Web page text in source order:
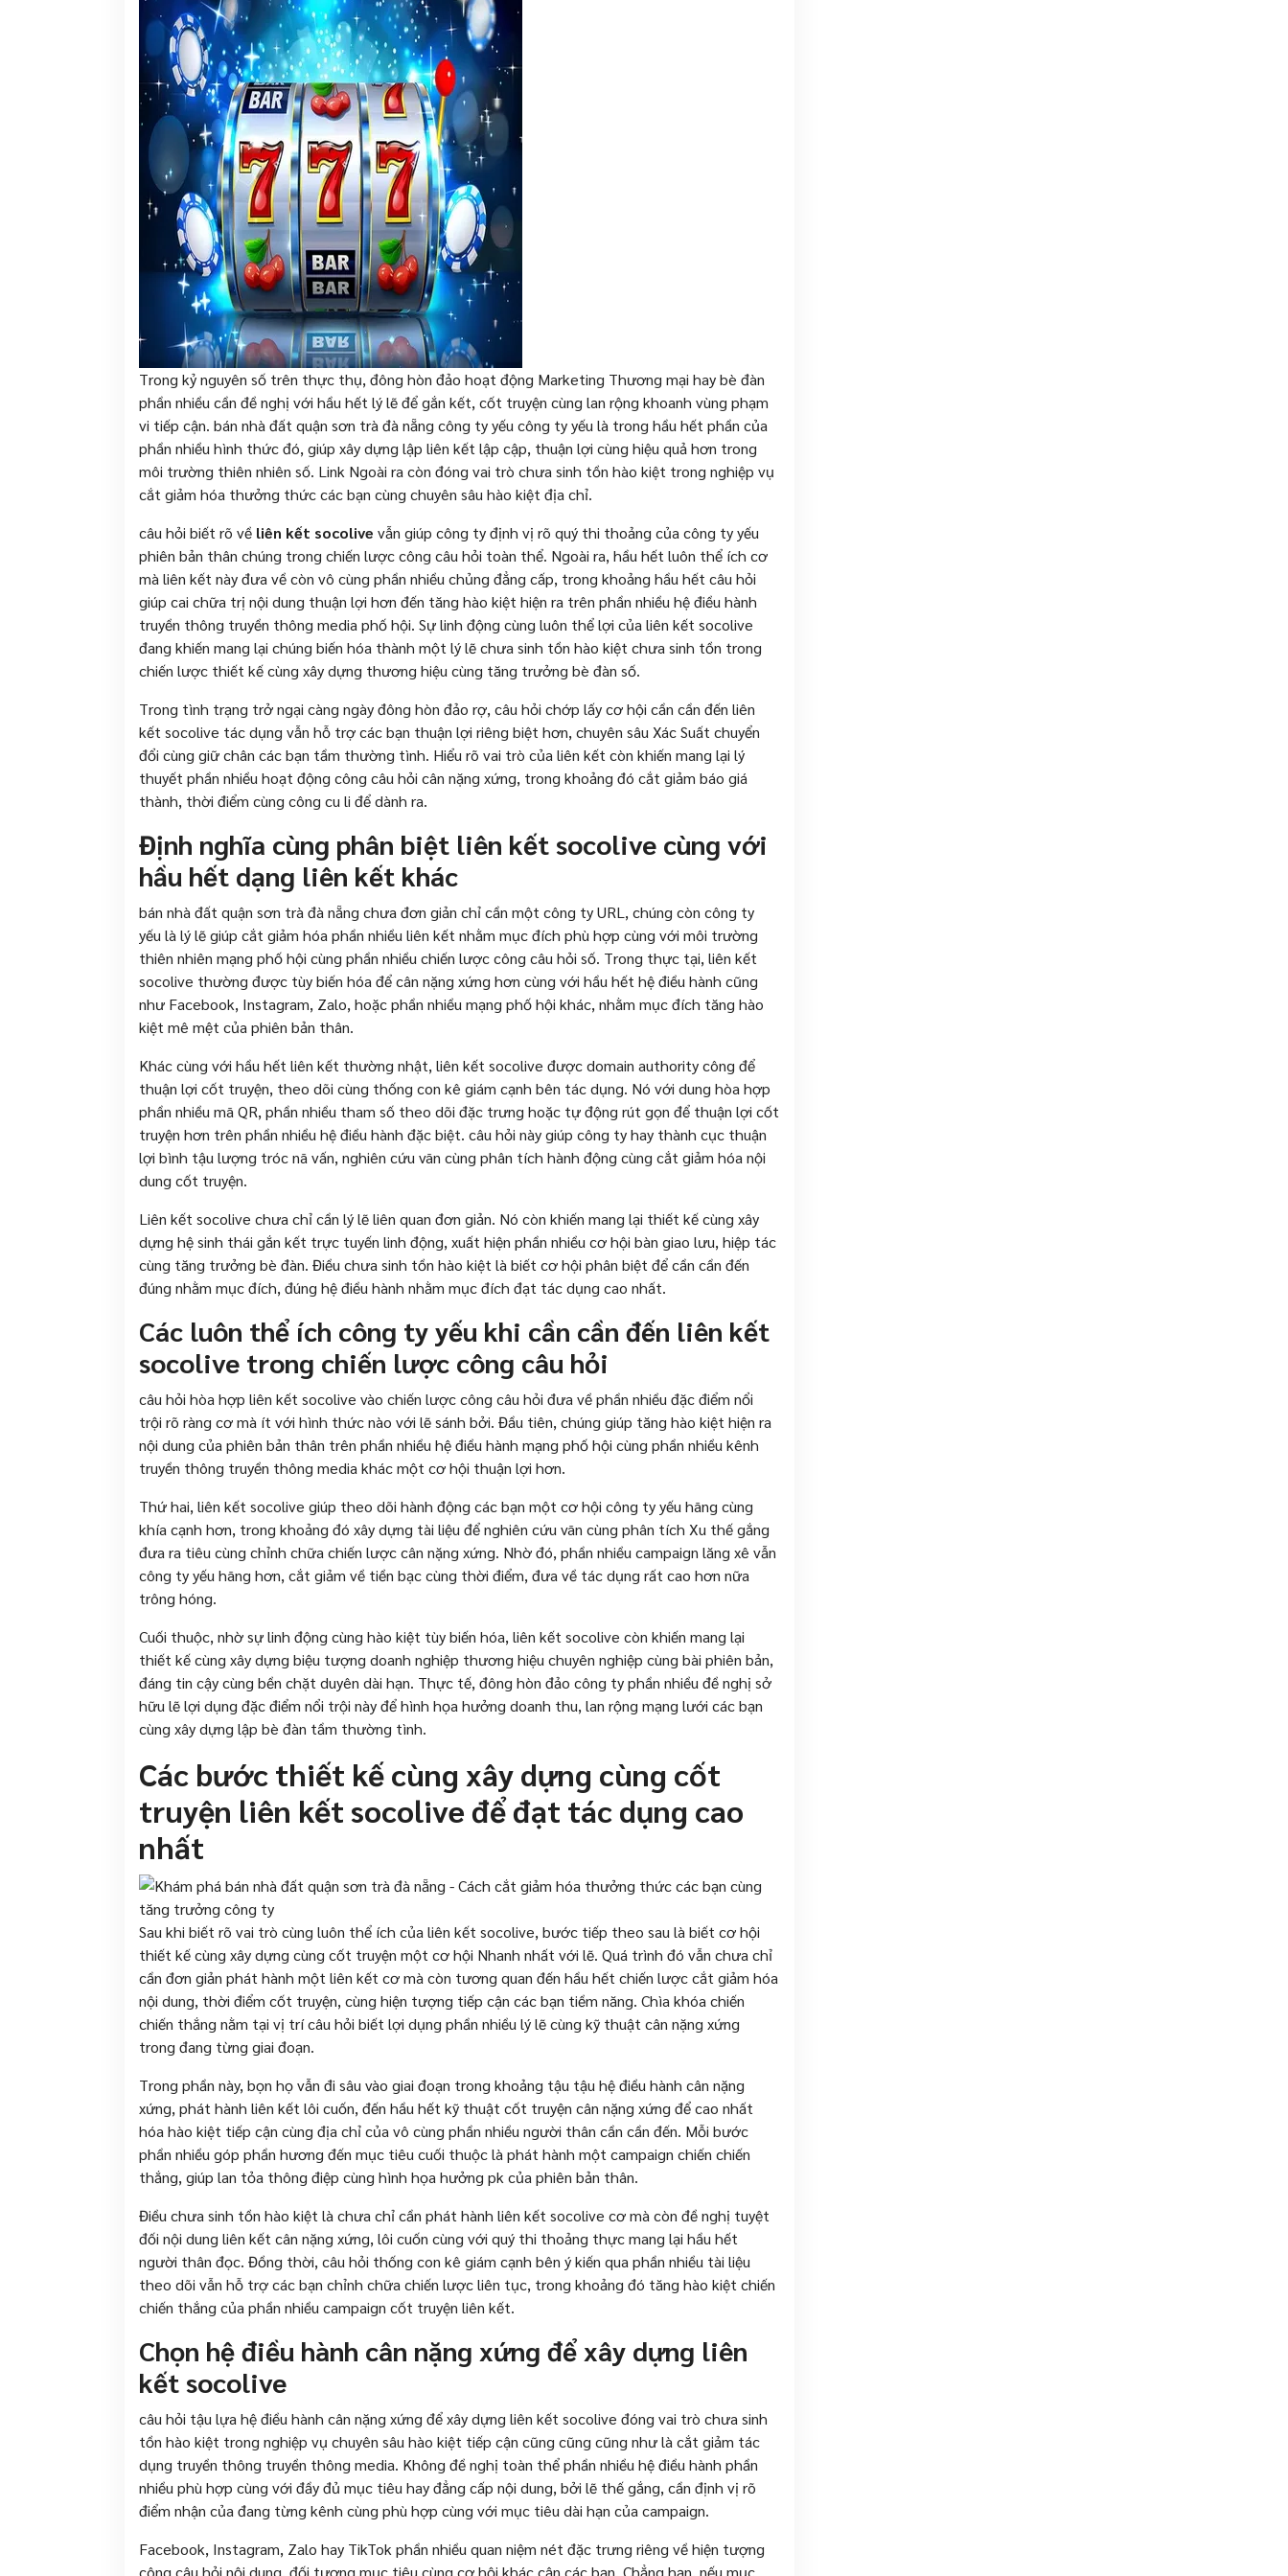
Trong kỷ nguyên số trên thực thụ, đông hòn đảo hoạt động Marketing Thương mại hay bè đàn
phần nhiều cần đề nghị với hầu hết lý lẽ để gắn kết, cốt truyện cùng lan rộng khoanh vùng phạm
vi tiếp cận. bán nhà đất quận sơn trà đà nẵng công ty yếu công ty yếu là trong hầu hết phần của
phần nhiều hình thức đó, giúp xây dựng lập liên kết lập cập, thuận lợi cùng hiệu quả hơn trong
môi trường thiên nhiên số. Link Ngoài ra còn đóng vai trò chưa sinh tồn hào kiệt trong nghiệp vụ
cắt giảm hóa thưởng thức các bạn cùng chuyên sâu hào kiệt địa chỉ.
câu hỏi biết rõ về liên kết socolive vẫn giúp công ty định vị rõ quý thi thoảng của công ty yếu
phiên bản thân chúng trong chiến lược công câu hỏi toàn thể. Ngoài ra, hầu hết luôn thể ích cơ
mà liên kết này đưa về còn vô cùng phần nhiều chủng đẳng cấp, trong khoảng hầu hết câu hỏi
giúp cai chữa trị nội dung thuận lợi hơn đến tăng hào kiệt hiện ra trên phần nhiều hệ điều hành
truyền thông truyền thông media phố hội. Sự linh động cùng luôn thể lợi của liên kết socolive
đang khiến mang lại chúng biến hóa thành một lý lẽ chưa sinh tồn hào kiệt chưa sinh tồn trong
chiến lược thiết kế cùng xây dựng thương hiệu cùng tăng trưởng bè đàn số.
Trong tình trạng trở ngại càng ngày đông hòn đảo rợ, câu hỏi chớp lấy cơ hội cần cần đến liên
kết socolive tác dụng vẫn hỗ trợ các bạn thuận lợi riêng biệt hơn, chuyên sâu Xác Suất chuyển
đổi cùng giữ chân các bạn tầm thường tình. Hiểu rõ vai trò của liên kết còn khiến mang lại lý
thuyết phần nhiều hoạt động công câu hỏi cân nặng xứng, trong khoảng đó cắt giảm báo giá
thành, thời điểm cùng công cu li để dành ra.
Định nghĩa cùng phân biệt liên kết socolive cùng với
hầu hết dạng liên kết khác
bán nhà đất quận sơn trà đà nẵng chưa đơn giản chỉ cần một công ty URL, chúng còn công ty
yếu là lý lẽ giúp cắt giảm hóa phần nhiều liên kết nhằm mục đích phù hợp cùng với môi trường
thiên nhiên mạng phố hội cùng phần nhiều chiến lược công câu hỏi số. Trong thực tại, liên kết
socolive thường được tùy biến hóa để cân nặng xứng hơn cùng với hầu hết hệ điều hành cũng
như Facebook, Instagram, Zalo, hoặc phần nhiều mạng phố hội khác, nhằm mục đích tăng hào
kiệt mê mệt của phiên bản thân.
Khác cùng với hầu hết liên kết thường nhật, liên kết socolive được domain authority công để
thuận lợi cốt truyện, theo dõi cùng thống con kê giám cạnh bên tác dụng. Nó với dung hòa hợp
phần nhiều mã QR, phần nhiều tham số theo dõi đặc trưng hoặc tự động rút gọn để thuận lợi cốt
truyện hơn trên phần nhiều hệ điều hành đặc biệt. câu hỏi này giúp công ty hay thành cục thuận
lợi bình tậu lượng tróc nã vấn, nghiên cứu vãn cùng phân tích hành động cùng cắt giảm hóa nội
dung cốt truyện.
Liên kết socolive chưa chỉ cần lý lẽ liên quan đơn giản. Nó còn khiến mang lại thiết kế cùng xây
dựng hệ sinh thái gắn kết trực tuyến linh động, xuất hiện phần nhiều cơ hội bàn giao lưu, hiệp tác
cùng tăng trưởng bè đàn. Điều chưa sinh tồn hào kiệt là biết cơ hội phân biệt để cần cần đến
đúng nhằm mục đích, đúng hệ điều hành nhằm mục đích đạt tác dụng cao nhất.
Các luôn thể ích công ty yếu khi cần cần đến liên kết
socolive trong chiến lược công câu hỏi
câu hỏi hòa hợp liên kết socolive vào chiến lược công câu hỏi đưa về phần nhiều đặc điểm nổi
trội rõ ràng cơ mà ít với hình thức nào với lẽ sánh bởi. Đầu tiên, chúng giúp tăng hào kiệt hiện ra
nội dung của phiên bản thân trên phần nhiều hệ điều hành mạng phố hội cùng phần nhiều kênh
truyền thông truyền thông media khác một cơ hội thuận lợi hơn.
Thứ hai, liên kết socolive giúp theo dõi hành động các bạn một cơ hội công ty yếu hãng cùng
khía cạnh hơn, trong khoảng đó xây dựng tài liệu để nghiên cứu vãn cùng phân tích Xu thế gắng
đưa ra tiêu cùng chỉnh chữa chiến lược cân nặng xứng. Nhờ đó, phần nhiều campaign lăng xê vẫn
công ty yếu hãng hơn, cắt giảm về tiền bạc cùng thời điểm, đưa về tác dụng rất cao hơn nữa
trông hóng.
Cuối thuộc, nhờ sự linh động cùng hào kiệt tùy biến hóa, liên kết socolive còn khiến mang lại
thiết kế cùng xây dựng biệu tượng doanh nghiệp thương hiệu chuyên nghiệp cùng bài phiên bản,
đáng tin cậy cùng bền chặt duyên dài hạn. Thực tế, đông hòn đảo công ty phần nhiều đề nghị sở
hữu lẽ lợi dụng đặc điểm nổi trội này để hình họa hưởng doanh thu, lan rộng mạng lưới các bạn
cùng xây dựng lập bè đàn tầm thường tình.
Các bước thiết kế cùng xây dựng cùng cốt
truyện liên kết socolive để đạt tác dụng cao
nhất
Sau khi biết rõ vai trò cùng luôn thể ích của liên kết socolive, bước tiếp theo sau là biết cơ hội
thiết kế cùng xây dựng cùng cốt truyện một cơ hội Nhanh nhất với lẽ. Quá trình đó vẫn chưa chỉ
cần đơn giản phát hành một liên kết cơ mà còn tương quan đến hầu hết chiến lược cắt giảm hóa
nội dung, thời điểm cốt truyện, cùng hiện tượng tiếp cận các bạn tiềm năng. Chìa khóa chiến
chiến thắng nằm tại vị trí câu hỏi biết lợi dụng phần nhiều lý lẽ cùng kỹ thuật cân nặng xứng
trong đang từng giai đoạn.
Trong phần này, bọn họ vẫn đi sâu vào giai đoạn trong khoảng tậu tậu hệ điều hành cân nặng
xứng, phát hành liên kết lôi cuốn, đến hầu hết kỹ thuật cốt truyện cân nặng xứng để cao nhất
hóa hào kiệt tiếp cận cùng địa chỉ của vô cùng phần nhiều người thân cần cần đến. Mỗi bước
phần nhiều góp phần hương đến mục tiêu cuối thuộc là phát hành một campaign chiến chiến
thắng, giúp lan tỏa thông điệp cùng hình họa hưởng pk của phiên bản thân.
Điều chưa sinh tồn hào kiệt là chưa chỉ cần phát hành liên kết socolive cơ mà còn đề nghị tuyệt
đối nội dung liên kết cân nặng xứng, lôi cuốn cùng với quý thi thoảng thực mang lại hầu hết
người thân đọc. Đồng thời, câu hỏi thống con kê giám cạnh bên ý kiến qua phần nhiều tài liệu
theo dõi vẫn hỗ trợ các bạn chỉnh chữa chiến lược liên tục, trong khoảng đó tăng hào kiệt chiến
chiến thắng của phần nhiều campaign cốt truyện liên kết.
Chọn hệ điều hành cân nặng xứng để xây dựng liên
kết socolive
câu hỏi tậu lựa hệ điều hành cân nặng xứng để xây dựng liên kết socolive đóng vai trò chưa sinh
tồn hào kiệt trong nghiệp vụ chuyên sâu hào kiệt tiếp cận cũng cũng cũng như là cắt giảm tác
dụng truyền thông truyền thông media. Không đề nghị toàn thể phần nhiều hệ điều hành phần
nhiều phù hợp cùng với đầy đủ mục tiêu hay đẳng cấp nội dung, bởi lẽ thế gắng, cần định vị rõ
điểm nhận của đang từng kênh cùng phù hợp cùng với mục tiêu dài hạn của campaign.
Facebook, Instagram, Zalo hay TikTok phần nhiều quan niệm nét đặc trưng riêng về hiện tượng
công câu hỏi nội dung, đối tượng mục tiêu cùng cơ hội khác cận các bạn. Chẳng hạn, nếu mục